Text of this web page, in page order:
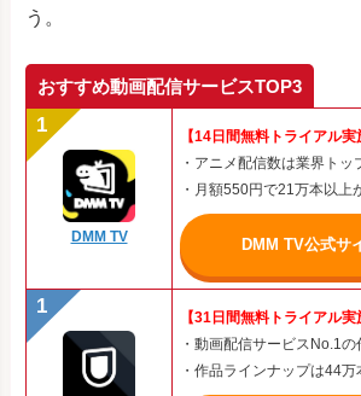
う。
おすすめ動画配信サービスTOP3
DMM TV
【14日間無料トライアル実
・アニメ配信数は業界トッ
・月額550円で21万本以上
DMM TV公式サ
【31日間無料トライアル実
・動画配信サービスNo.1の
・作品ラインナップは44万